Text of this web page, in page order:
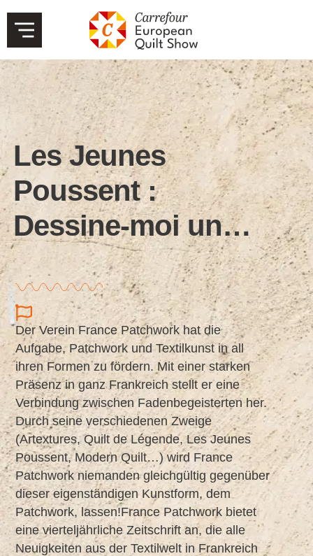
Les Jeunes
Poussent :
Dessine-moi un…
Der Verein France Patchwork hat die
Aufgabe, Patchwork und Textilkunst in all
ihren Formen zu fördern. Mit einer starken
Präsenz in ganz Frankreich stellt er eine
Verbindung zwischen Fadenbegeisterten her.
Durch seine verschiedenen Zweige
(Artextures, Quilt de Légende, Les Jeunes
Poussent, Modern Quilt…) wird France
Patchwork niemanden gleichgültig gegenüber
dieser eigenständigen Kunstform, dem
Patchwork, lassen!France Patchwork bietet
eine vierteljährliche Zeitschrift an, die alle
Neuigkeiten aus der Textilwelt in Frankreich